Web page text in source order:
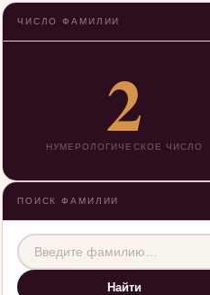
ЧИСЛО ФАМИЛИИ
2
НУМЕРОЛОГИЧЕСКОЕ ЧИСЛО
ПОИСК ФАМИЛИИ
Найти